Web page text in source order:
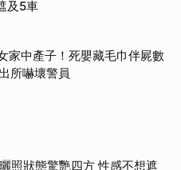
及5車
家中產子！死嬰藏毛巾伴屍數
所嚇壞警員
照狀態驚艷四方 性感不想遮